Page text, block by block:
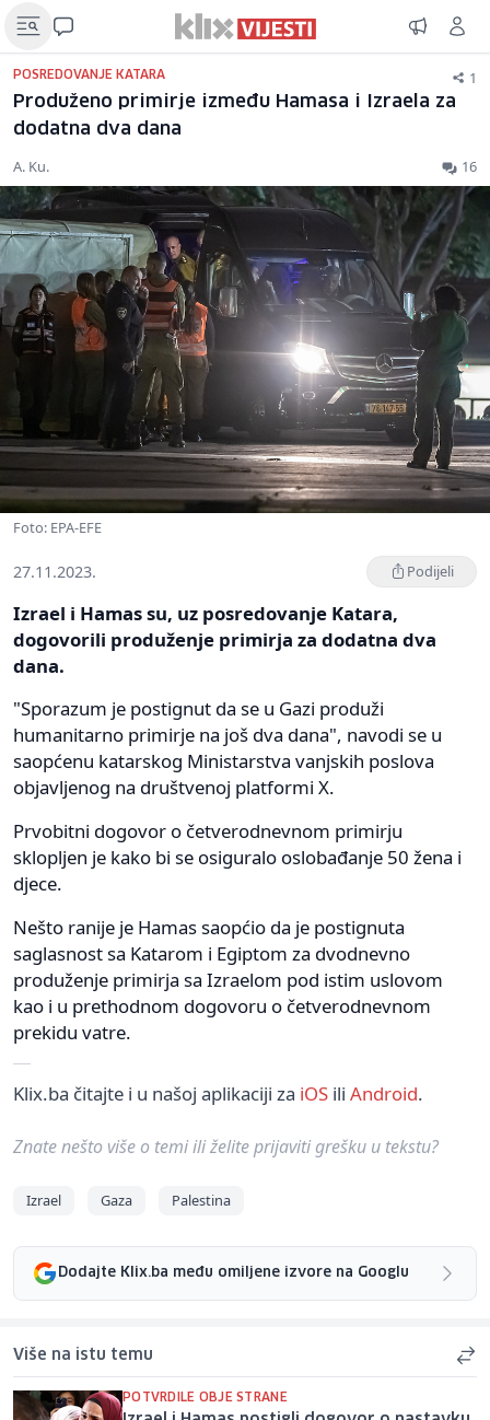
POSREDOVANJE KATARA 1
Produženo primirje između Hamasa i Izraela za
dodatna dva dana
A. Ku. 16
Foto: EPA-EFE
27.11.2023. Podijeli
Izrael i Hamas su, uz posredovanje Katara,
dogovorili produženje primirja za dodatna dva
dana.
"Sporazum je postignut da se u Gazi produži
humanitarno primirje na još dva dana", navodi se u
saopćenu katarskog Ministarstva vanjskih poslova
objavljenog na društvenoj platformi X.
Prvobitni dogovor o četverodnevnom primirju
sklopljen je kako bi se osiguralo oslobađanje 50 žena i
djece.
Nešto ranije je Hamas saopćio da je postignuta
saglasnost sa Katarom i Egiptom za dvodnevno
produženje primirja sa Izraelom pod istim uslovom
kao i u prethodnom dogovoru o četverodnevnom
prekidu vatre.
Klix.ba čitajte i u našoj aplikaciji za iOS ili Android.
Znate nešto više o temi ili želite prijaviti grešku u tekstu?
Izrael Gaza Palestina
Dodajte Klix.ba među omiljene izvore na Googlu
Više na istu temu
POTVRDILE OBJE STRANE